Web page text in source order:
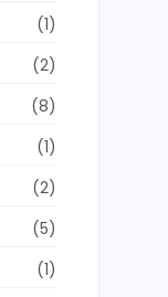
(1)
(2)
(8)
(1)
(2)
(5)
(1)